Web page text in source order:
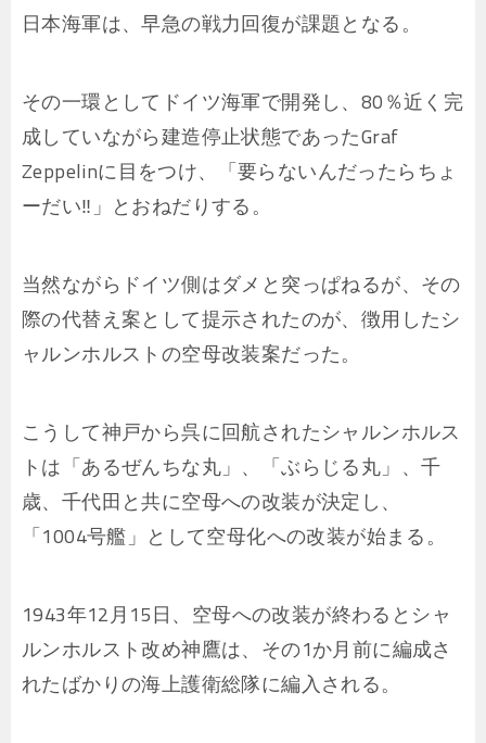
日本海軍は、早急の戦力回復が課題となる。
その一環としてドイツ海軍で開発し、80％近く完
成していながら建造停止状態であったGraf
Zeppelinに目をつけ、「要らないんだったらちょ
ーだい‼」とおねだりする。
当然ながらドイツ側はダメと突っぱねるが、その
際の代替え案として提示されたのが、徴用したシ
ャルンホルストの空母改装案だった。
こうして神戸から呉に回航されたシャルンホルス
トは「あるぜんちな丸」、「ぶらじる丸」、千
歳、千代田と共に空母への改装が決定し、
「1004号艦」として空母化への改装が始まる。
1943年12月15日、空母への改装が終わるとシャ
ルンホルスト改め神鷹は、その1か月前に編成さ
れたばかりの海上護衛総隊に編入される。